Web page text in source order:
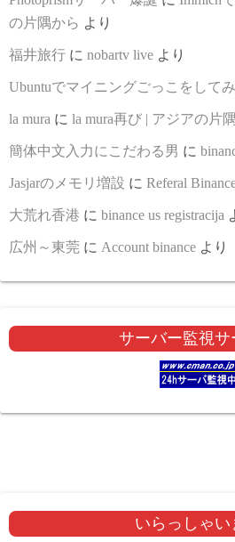
の片隅から より
福井旅行 に nobartv live より
Ubuntuでマイニングごっこをして
la mura に la mura再び | アジアの片
簡体中文入力にこだわる男 に
Jasjarのメモリ増設 に Referal
大荒れ香港 に binance us registracija
広州～東莞 に Account binance より
サーバー監視サ
いらっしゃい